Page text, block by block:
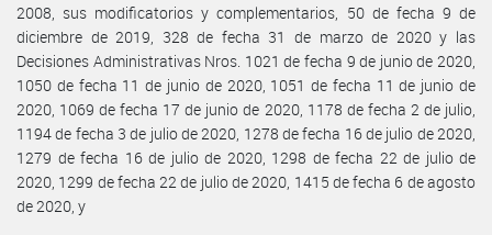
2008, sus modificatorios y complementarios, 50 de fecha 9 de
diciembre de 2019, 328 de fecha 31 de marzo de 2020 y las
Decisiones Administrativas Nros. 1021 de fecha 9 de junio de 2020,
1050 de fecha 11 de junio de 2020, 1051 de fecha 11 de junio de
2020, 1069 de fecha 17 de junio de 2020, 1178 de fecha 2 de julio,
1194 de fecha 3 de julio de 2020, 1278 de fecha 16 de julio de 2020,
1279 de fecha 16 de julio de 2020, 1298 de fecha 22 de julio de
2020, 1299 de fecha 22 de julio de 2020, 1415 de fecha 6 de agosto
de 2020, y